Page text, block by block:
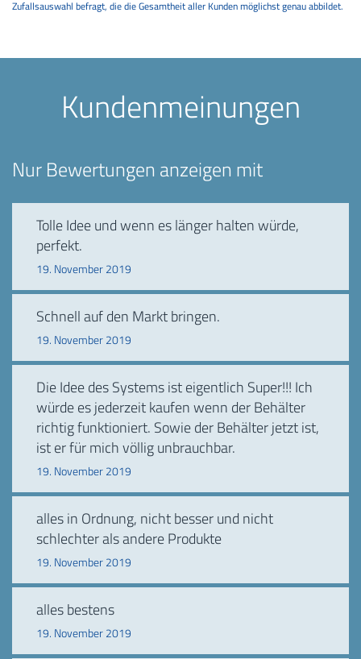
Zufallsauswahl befragt, die die Gesamtheit aller Kunden möglichst genau abbildet.
Kundenmeinungen
Nur Bewertungen anzeigen mit
Tolle Idee und wenn es länger halten würde,
perfekt.
19. November 2019
Schnell auf den Markt bringen.
19. November 2019
Die Idee des Systems ist eigentlich Super!!! Ich
würde es jederzeit kaufen wenn der Behälter
richtig funktioniert. Sowie der Behälter jetzt ist,
ist er für mich völlig unbrauchbar.
19. November 2019
alles in Ordnung, nicht besser und nicht
schlechter als andere Produkte
19. November 2019
alles bestens
19. November 2019